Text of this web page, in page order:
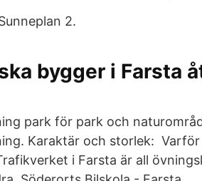
2.
bygger i Farsta
park för park och
Karaktär och storlek:
i Farsta är all